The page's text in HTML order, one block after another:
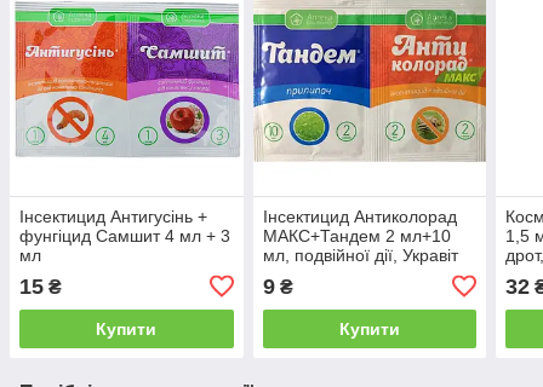
Інсектицид Антигусінь +
фунгіцид Самшит 4 мл + 3
мл
15 ₴
Купити
Інсектицид Антиколорад
МАКС+Тандем 2 мл+10
мл, подвійної дії, Укравіт
9₴
Купити
1,5
32